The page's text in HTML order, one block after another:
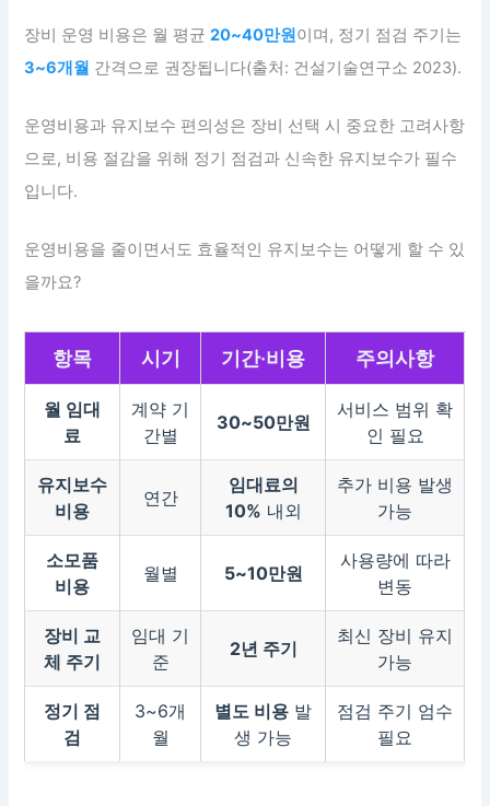
장비 운영 비용은 월 평균20~40만원이며, 정기 점검 주기는
3~6개월 간격으로 권장됩니다(출처: 건설기술연구소 2023).
운영비용과 유지보수 편의성은 장비 선택 시 중요한 고려사항
으로, 비용 절감을 위해 정기 점검과 신속한 유지보수가 필수
입니다.
운영비용을 줄이면서도 효율적인 유지보수는 어떻게 할 수 있
을까요?
항목 시기 기간·비용 주의사항
월 임대
료
계약 기
간별
30~50만원
서비스 범위 확
인 필요
유지보수
비용
연간
임대료의
10% 내외
추가 비용 발생
가능
소모품
비용
월별 5~10만원
사용량에 따라
변동
장비 교
체 주기
임대 기
준
2년 주기
최신 장비 유지
가능
정기 점
검
3~6개
월
별도 비용 발
생 가능
점검 주기 엄수
필요